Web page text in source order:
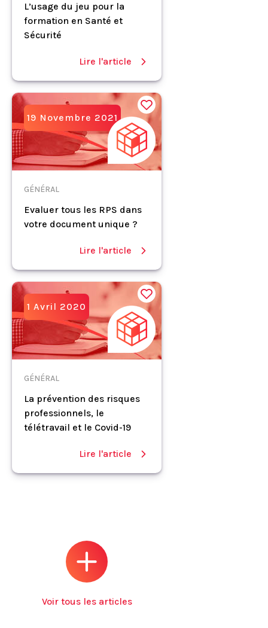
L’usage du jeu pour la
formation en Santé et
Sécurité
Lire l'article
19 Novembre 2021
GÉNÉRAL
Evaluer tous les RPS dans
votre document unique ?
Lire l'article
1 Avril 2020
GÉNÉRAL
La prévention des risques
professionnels, le
télétravail et le Covid-19
Lire l'article
Voir tous les articles